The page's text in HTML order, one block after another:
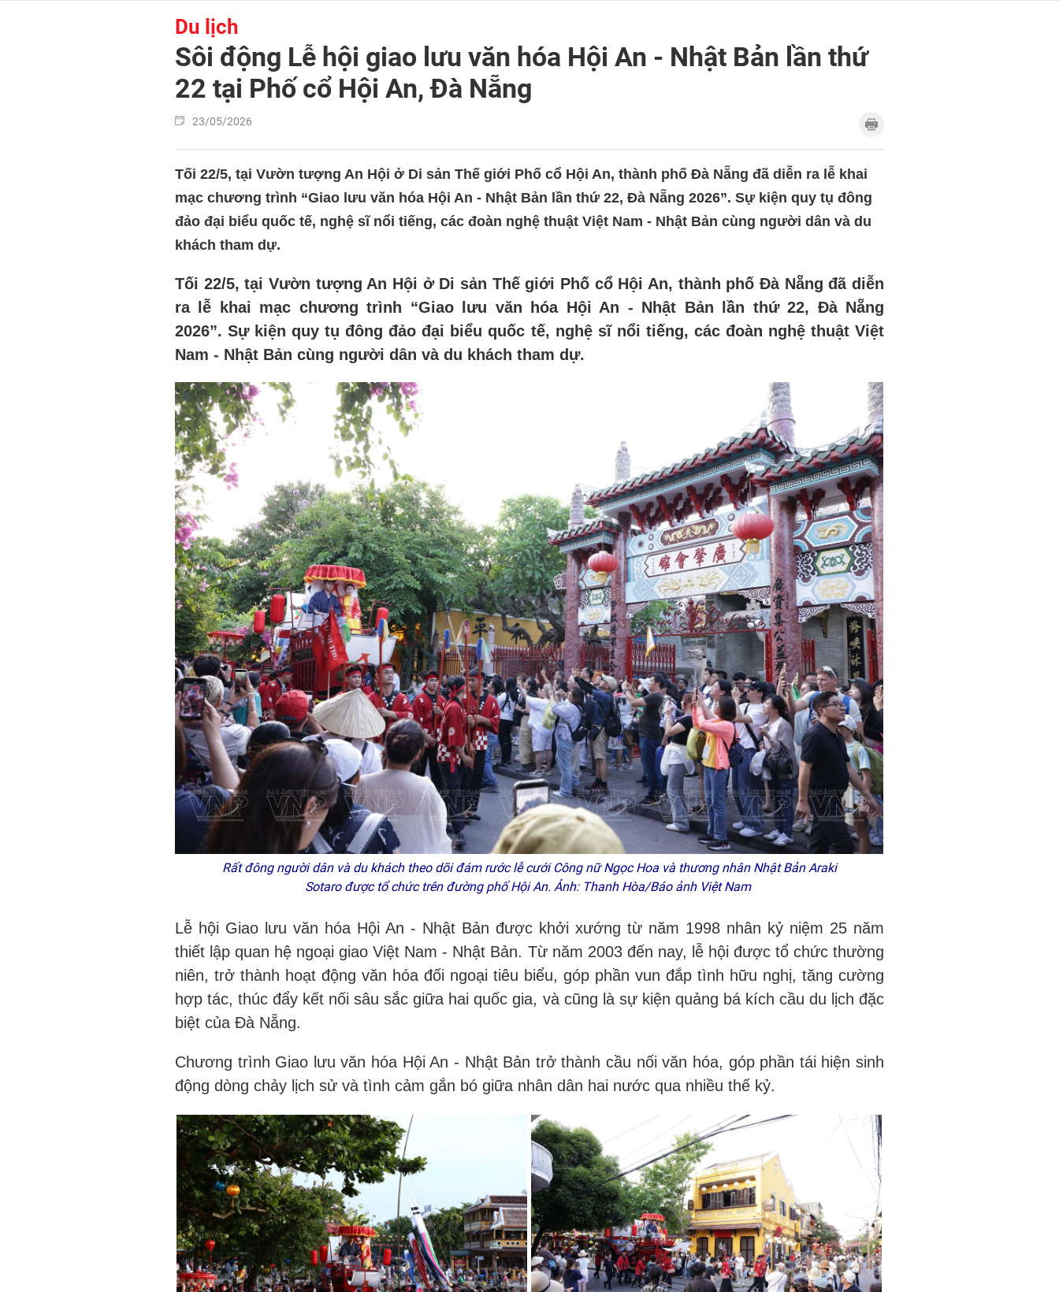
Du lịch
Sôi động Lễ hội giao lưu văn hóa Hội An - Nhật Bản lần thứ
22 tại Phố cổ Hội An, Đà Nẵng
23/05/2026
Tối 22/5, tại Vườn tượng An Hội ở Di sản Thế giới Phố cổ Hội An, thành phố Đà Nẵng đã diễn ra lễ khai
mạc chương trình “Giao lưu văn hóa Hội An - Nhật Bản lần thứ 22, Đà Nẵng 2026”. Sự kiện quy tụ đông
đảo đại biểu quốc tế, nghệ sĩ nổi tiếng, các đoàn nghệ thuật Việt Nam - Nhật Bản cùng người dân và du
khách tham dự.
Tối 22/5, tại Vườn tượng An Hội ở Di sản Thế giới Phố cổ Hội An, thành phố Đà Nẵng đã diễn
ra lễ khai mạc chương trình “Giao lưu văn hóa Hội An - Nhật Bản lần thứ 22, Đà Nẵng
2026”.Sự kiện quy tụ đông đảo đại biểu quốc tế, nghệ sĩ nổi tiếng, các đoàn nghệ thuật Việt
Nam - Nhật Bản cùng người dân và du khách tham dự.
Rất đông người dân và du khách theo dõi đám rước lễ cưới Công nữ Ngọc Hoa và thương nhân Nhật Bản Araki
Sotaro được tổ chức trên đường phố Hội An. Ảnh: Thanh Hòa/Báo ảnh Việt Nam
Lễ hội Giao lưu văn hóa Hội An - Nhật Bản được khởi xướng từ năm 1998 nhân kỷ niệm 25 năm
thiết lập quan hệ ngoại giao Việt Nam - Nhật Bản. Từ năm 2003 đến nay, lễ hội được tổ chức thường
niên, trở thành hoạt động văn hóa đối ngoại tiêu biểu, góp phần vun đắp tình hữu nghị, tăng cường
hợp tác, thúc đẩy kết nối sâu sắc giữa hai quốc gia, và cũng là sự kiện quảng bá kích cầu du lịch đặc
biệt của Đà Nẵng.
Chương trình Giao lưu văn hóa Hội An - Nhật Bản trở thành cầu nối văn hóa, góp phần tái hiện sinh
động dòng chảy lịch sử và tình cảm gắn bó giữa nhân dân hai nước qua nhiều thế kỷ.